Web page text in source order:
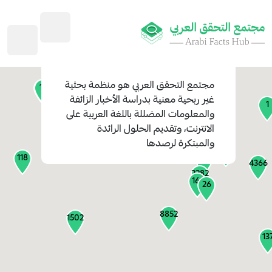
8852
127
45
2282
4366
1502
118
1113
26
1
161
مجتمع التحقق العربيهو منظمة بحثية
غير ربحية معنية بدراسة الأخبار الزائفة
والمعلومات المضللة باللغة العربية على
الانترنت، وتقديم الحلول الرائدة
والمبتكرة لرصدها